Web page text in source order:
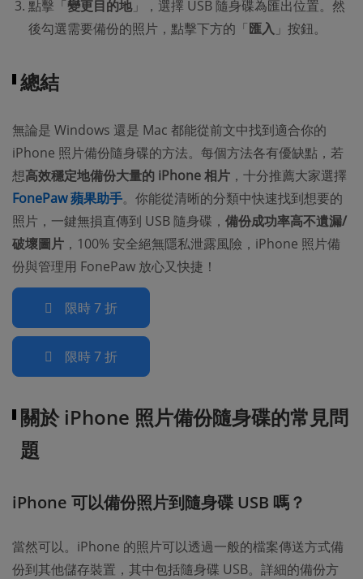
點擊「變更目的地」，選擇 USB 隨身碟為匯出位置。然
後勾選需要備份的照片，點擊下方的「匯入 」按鈕。
總結
無論是 Windows 還是 Mac 都能從前文中找到適合你的
iPhone 照片備份隨身碟的方法。每個方法各有優缺點，若
想高效穩定地備份大量的 iPhone 相片 ，十分推薦大家選擇
FonePaw 蘋果助手。你能從清晰的分類中快速找到想要的
照片，一鍵無損直傳到 USB 隨身碟， 備份成功率高不遺漏/
破壞圖片 ，100% 安全絕無隱私泄露風險，iPhone 照片備
份與管理用 FonePaw 放心又快捷！
限時 7 折
限時 7 折
關於 iPhone 照片備份隨身碟的常見問
題
iPhone 可以備份照片到隨身碟 USB 嗎？
當然可以。iPhone 的照片可以透過一般的檔案傳送方式備
份到其他儲存裝置，其中包括隨身碟 USB。詳細的備份方